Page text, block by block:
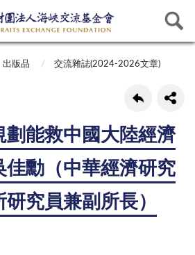
出版品 交流雜誌(2024-2026文章)
劃能救中國大陸經濟
勳（中華經濟研究
究員兼副所長）